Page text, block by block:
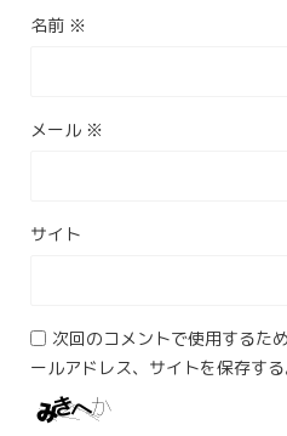
名前 ※
メール ※
サイト
次回のコメントで使用するた
ールアドレス、サイトを保存する